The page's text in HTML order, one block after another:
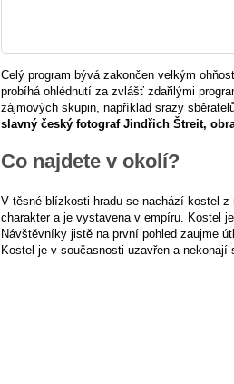
Celý program bývá zakončen velkým
probíhá ohlédnutí za zvlášť zdařilými
zájmových skupin, například srazy
slavný český fotograf Jindřich Štreit,
Co najdete v okolí?
V těsné blízkosti hradu se nachází kostel
charakter a je vystavena v empíru. Kostel
Návštěvníky jistě na první pohled zaujme
Kostel je v současnosti uzavřen a nekonají